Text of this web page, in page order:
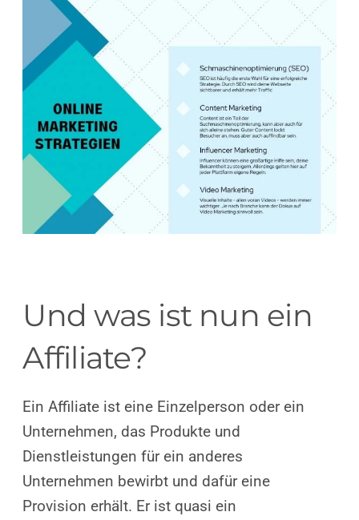
Und was ist nun ein
Affiliate?
Ein Affiliate ist eine Einzelperson oder ein
Unternehmen, das Produkte und
Dienstleistungen für ein anderes
Unternehmen bewirbt und dafür eine
Provision erhält. Er ist quasi ein